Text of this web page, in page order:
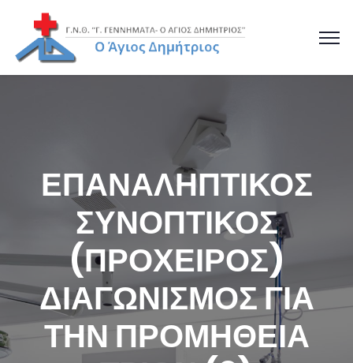
ΕΠΑΝΑΛΗΠΤΙΚΟΣ
ΣΥΝΟΠΤΙΚΟΣ
(ΠΡΟΧΕΙΡΟΣ)
ΔΙΑΓΩΝΙΣΜΟΣ ΓΙΑ
ΤΗΝ ΠΡΟΜΗΘΕΙΑ